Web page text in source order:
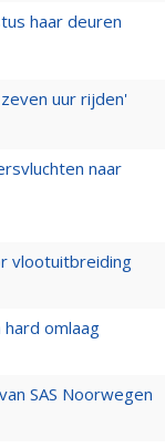
haar deuren
uur rijden'
naar
vlootuitbreiding
omlaag
SAS Noorwegen